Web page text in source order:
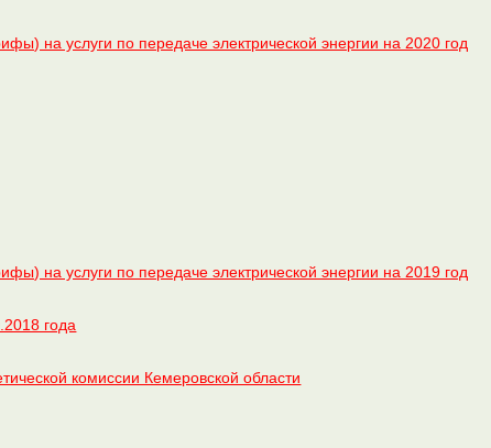
на услуги по передаче электрической энергии на 2020 год
на услуги по передаче электрической энергии на 2019 год
года
комиссии Кемеровской области